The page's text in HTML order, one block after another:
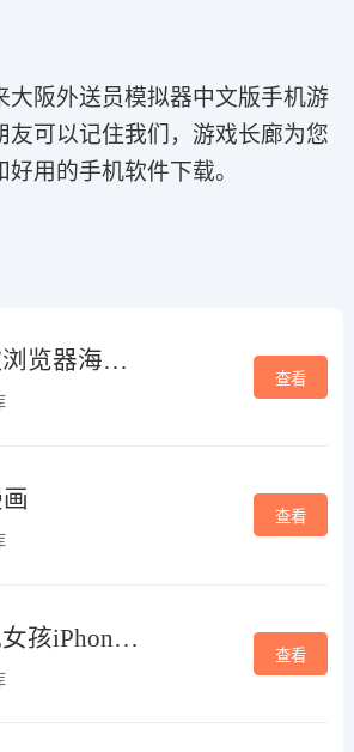
大阪外送员模拟器中文版手机游
友可以记住我们，游戏长廊为您
用的手机软件下载。
谷歌浏览器海外版
查看
查看
一耽女孩iPhone版
查看